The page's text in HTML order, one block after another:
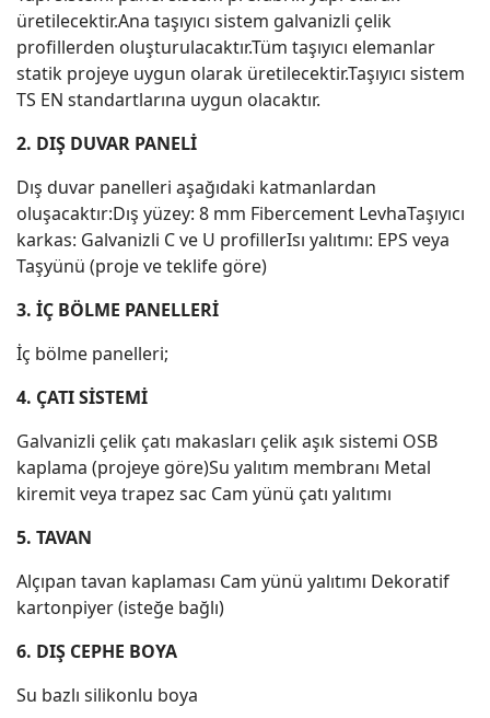
üretilecektir.Ana taşıyıcı sistem galvanizli çelik
profillerden oluşturulacaktır.Tüm taşıyıcı elemanlar
statik projeye uygun olarak üretilecektir.Taşıyıcı sistem
TS EN standartlarına uygun olacaktır.
2. DIŞ DUVAR PANELİ
Dış duvar panelleri aşağıdaki katmanlardan
oluşacaktır:Dış yüzey: 8 mm Fibercement LevhaTaşıyıcı
karkas: Galvanizli C ve U profillerIsı yalıtımı: EPS veya
Taşyünü (proje ve teklife göre)
3. İÇ BÖLME PANELLERİ
İç bölme panelleri;
4. ÇATI SİSTEMİ
Galvanizli çelik çatı makasları çelik aşık sistemi OSB
kaplama (projeye göre)Su yalıtım membranı Metal
kiremit veya trapez sac Cam yünü çatı yalıtımı
5. TAVAN
Alçıpan tavan kaplaması Cam yünü yalıtımı Dekoratif
kartonpiyer (isteğe bağlı)
6. DIŞ CEPHE BOYA
Su bazlı silikonlu boya